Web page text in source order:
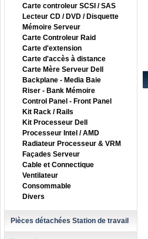
Carte controleur SCSI / SAS
Lecteur CD / DVD / Disquette
Mémoire Serveur
Carte Controleur Raid
Carte d'extension
Carte d'accès à distance
Carte Mère Serveur Dell
Backplane - Media Baie
Riser - Bank Mémoire
Control Panel - Front Panel
Kit Rack / Rails
Kit Processeur Dell
Processeur Intel / AMD
Radiateur Processeur & VRM
Façades Serveur
Cable et Connectique
Ventilateur
Consommable
Divers
Pièces détachées Station de travail